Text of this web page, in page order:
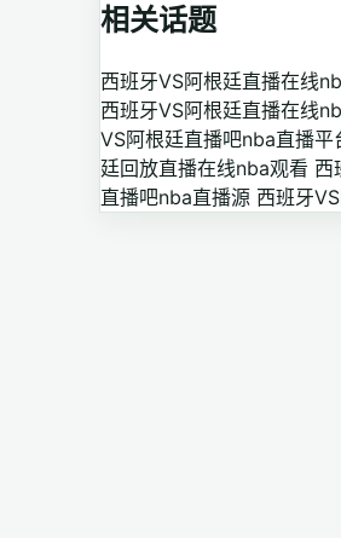
相关话题
西班牙VS阿根廷直播在线
西班牙VS阿根廷直播在线
VS阿根廷直播吧nba直播平
廷回放直播在线nba观看 西
直播吧nba直播源 西班牙